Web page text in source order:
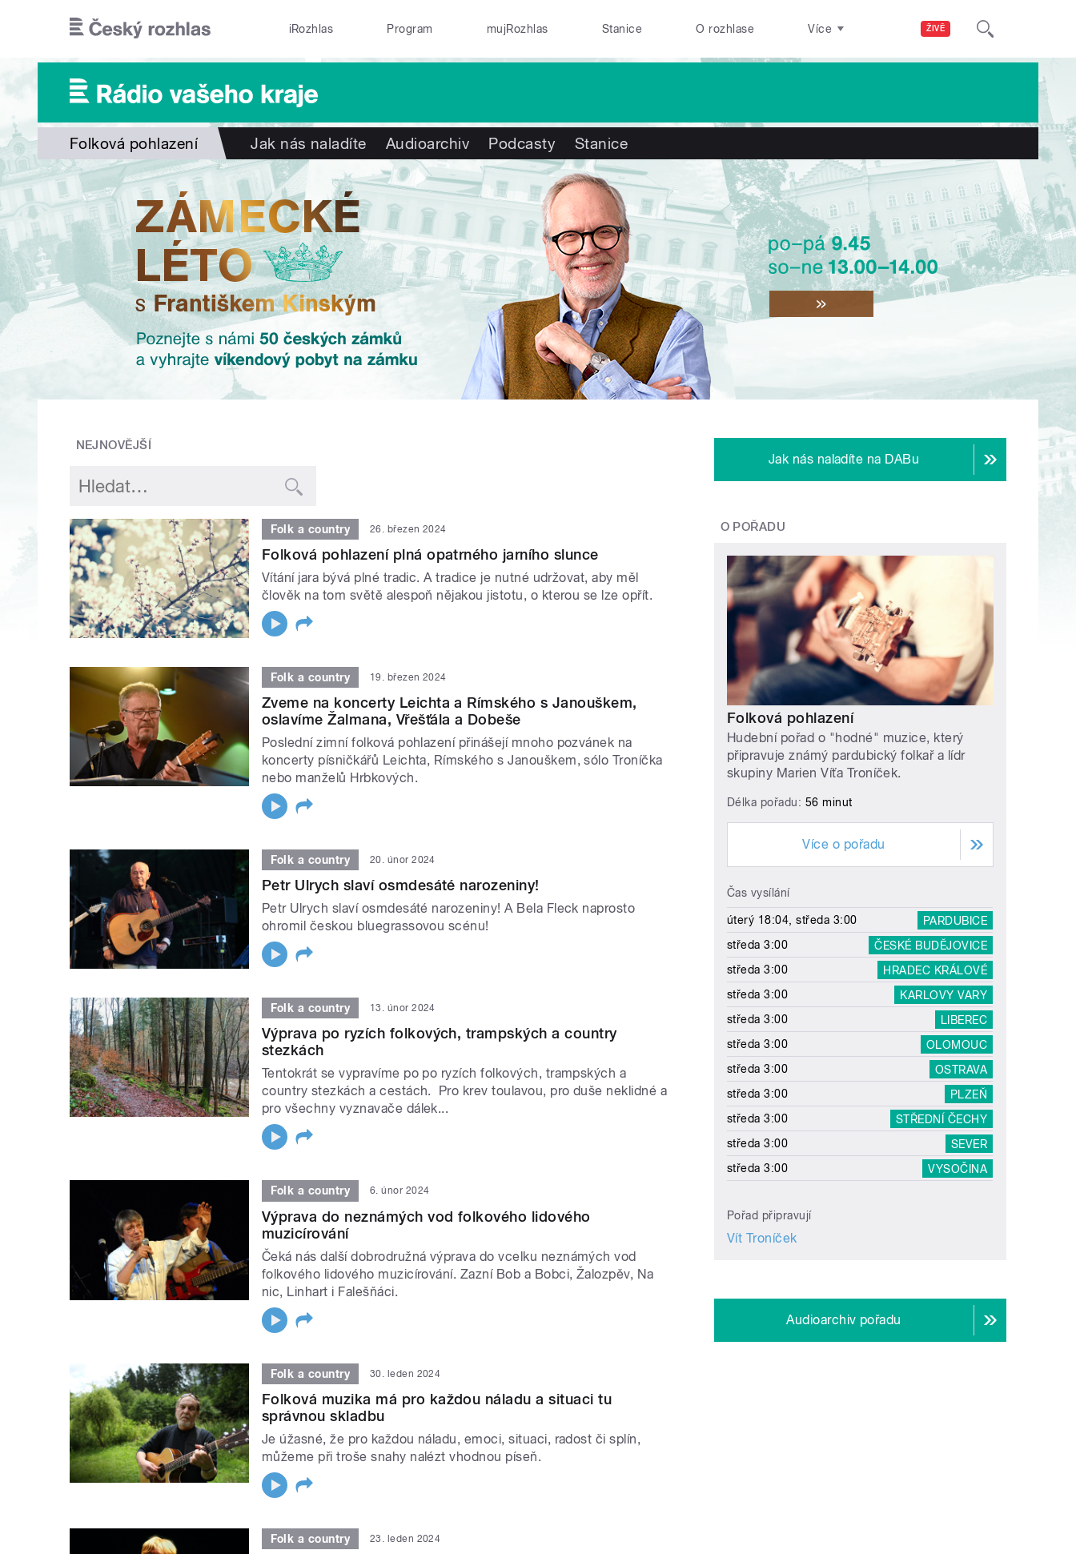
ŽIVĚ
iRozhlas Program mujRozhlas Stanice O rozhlase Více
Folková pohlazení Jak nás naladíte Audioarchiv Podcasty Stanice
NEJNOVĚJŠÍ
Folk a country 26. březen 2024
Folková pohlazení plná opatrného jarního slunce
Vítání jara bývá plné tradic. A tradice je nutné udržovat, aby měl
člověk na tom světě alespoň nějakou jistotu, o kterou se lze opřít.
Folk a country 19. březen 2024
Zveme na koncerty Leichta a Rímského s Janouškem,
oslavíme Žalmana, Vřešťála a Dobeše
Poslední zimní folková pohlazení přinášejí mnoho pozvánek na
koncerty písničkářů Leichta, Rímského s Janouškem, sólo Troníčka
nebo manželů Hrbkových.
Folk a country 20. únor 2024
Petr Ulrych slaví osmdesáté narozeniny!
Petr Ulrych slaví osmdesáté narozeniny! A Bela Fleck naprosto
ohromil českou bluegrassovou scénu!
Folk a country 13. únor 2024
Výprava po ryzích folkových, trampských a country
stezkách
Tentokrát se vypravíme po po ryzích folkových, trampských a
country stezkách a cestách. Pro krev toulavou, pro duše neklidné a
pro všechny vyznavače dálek...
Folk a country 6. únor 2024
Výprava do neznámých vod folkového lidového
muzicírování
Čeká nás další dobrodružná výprava do vcelku neznámých vod
folkového lidového muzicírování. Zazní Bob a Bobci, Žalozpěv, Na
nic, Linhart i Falešňáci.
Folk a country 30. leden 2024
Folková muzika má pro každou náladu a situaci tu
správnou skladbu
Je úžasné, že pro každou náladu, emoci, situaci, radost či splín,
můžeme při troše snahy nalézt vhodnou píseň.
Folk a country 23. leden 2024
Jak nás naladíte na DABu
O POŘADU
Folková pohlazení
Hudební pořad o "hodné" muzice, který
připravuje známý pardubický folkař a lídr
skupiny Marien Víťa Troníček.
Délka pořadu: 56 minut
Více o pořadu
Čas vysílání
úterý 18:04, středa 3:00
PARDUBICE
středa 3:00
ČESKÉ BUDĚJOVICE
středa 3:00
HRADEC KRÁLOVÉ
středa 3:00
KARLOVY VARY
středa 3:00
LIBEREC
středa 3:00
OLOMOUC
středa 3:00
OSTRAVA
středa 3:00
PLZEŇ
středa 3:00
STŘEDNÍ ČECHY
středa 3:00
SEVER
středa 3:00
VYSOČINA
Pořad připravují
Vít Troníček
Audioarchiv pořadu